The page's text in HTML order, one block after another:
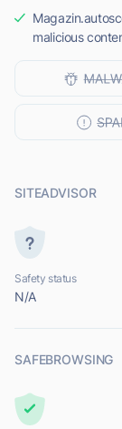
malicious
SITEADVISOR
Safety status
N/A
SAFEBROWSING